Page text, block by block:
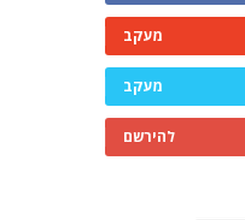
מעקב
מעקב
להירשם